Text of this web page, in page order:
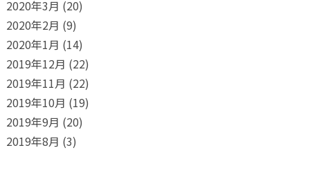
2020年3月 (20)
2020年2月 (9)
2020年1月 (14)
2019年12月 (22)
2019年11月 (22)
2019年10月 (19)
2019年9月 (20)
2019年8月 (3)